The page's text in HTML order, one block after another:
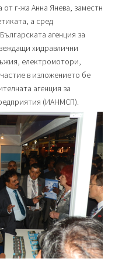
г-жа Анна Янева, заместн
а сред
агенция за
хидравлични
електромотори,
в изложението бе
агенция за
(ИАНМСП).